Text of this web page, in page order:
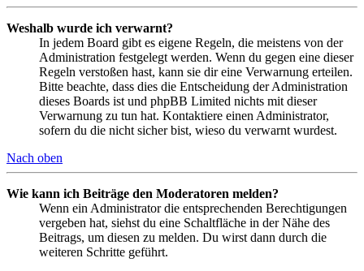
Weshalb wurde ich verwarnt?
In jedem Board gibt es eigene Regeln, die meistens von der
Administration festgelegt werden. Wenn du gegen eine dieser
Regeln verstoßen hast, kann sie dir eine Verwarnung erteilen.
Bitte beachte, dass dies die Entscheidung der Administration
dieses Boards ist und phpBB Limited nichts mit dieser
Verwarnung zu tun hat. Kontaktiere einen Administrator,
sofern du die nicht sicher bist, wieso du verwarnt wurdest.
Nach oben
Wie kann ich Beiträge den Moderatoren melden?
Wenn ein Administrator die entsprechenden Berechtigungen
vergeben hat, siehst du eine Schaltfläche in der Nähe des
Beitrags, um diesen zu melden. Du wirst dann durch die
weiteren Schritte geführt.